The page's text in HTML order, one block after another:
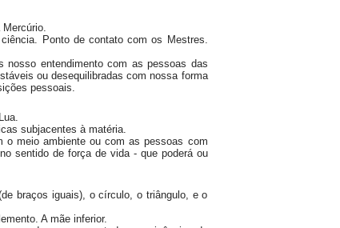
Ponto de contato com os Mestres.
entendimento com as pessoas das
ou desequilibradas com nossa forma
pessoais.
subjacentes à matéria.
meio ambiente ou com as pessoas com
sentido de força de vida - que poderá ou
braços iguais), o círculo, o triângulo, e o
A mãe inferior.